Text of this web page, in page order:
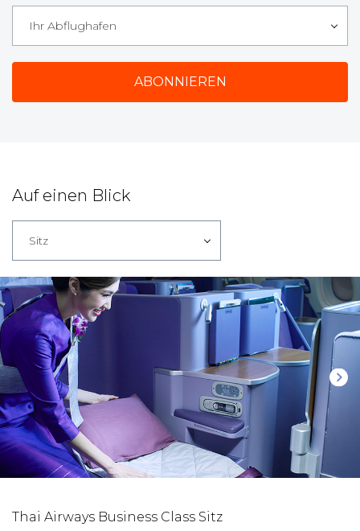
Ihr Abflughafen
Auf einen Blick
Sitz
Thai Airways Business Class Sitz